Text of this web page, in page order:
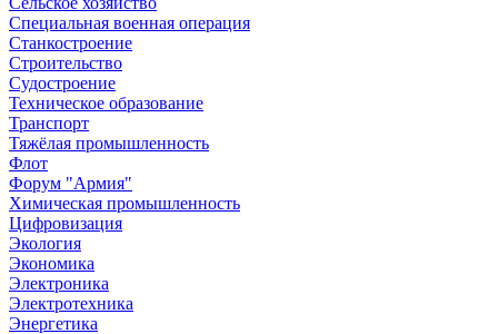
Специальная военная операция
Станкостроение
Строительство
Судостроение
Техническое образование
Транспорт
Тяжёлая промышленность
Флот
Форум "Армия"
Химическая промышленность
Цифровизация
Экология
Экономика
Электроника
Электротехника
Энергетика